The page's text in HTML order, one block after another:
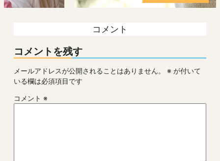
コメント
コメントを残す
メールアドレスが公開されることはありません。 ※ が付いて
いる欄は必須項目です
コメント ※